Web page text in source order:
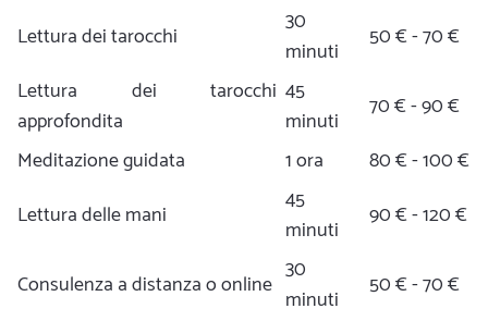
Lettura dei tarocchi
30
minuti
50 € - 70 €
Lettura dei tarocchi
approfondita
45
minuti
70 € - 90 €
Meditazione guidata
1 ora
80 € - 100 €
Lettura delle mani
45
minuti
90 € - 120 €
Consulenza a distanza o online 30
minuti
50 € - 70 €